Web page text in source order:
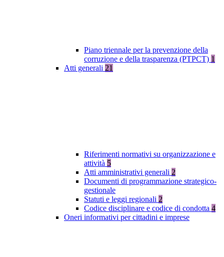
Piano triennale per la prevenzione della
corruzione e della trasparenza (PTPCT) 1
Atti generali 21
Riferimenti normativi su organizzazione e
attività 5
Atti amministrativi generali 2
Documenti di programmazione strategico-
gestionale
Statuti e leggi regionali 2
Codice disciplinare e codice di condotta 4
Oneri informativi per cittadini e imprese